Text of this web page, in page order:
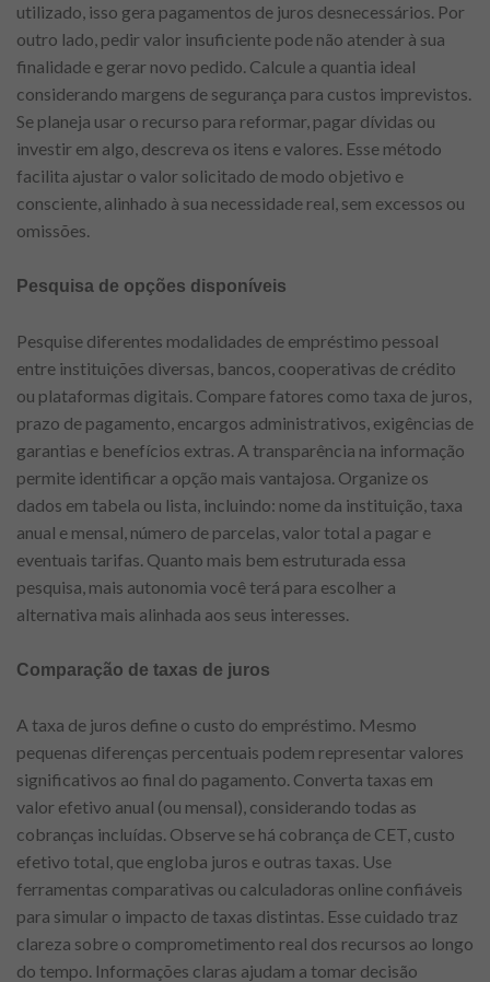
utilizado, isso gera pagamentos de juros desnecessários. Por
outro lado, pedir valor insuficiente pode não atender à sua
finalidade e gerar novo pedido. Calcule a quantia ideal
considerando margens de segurança para custos imprevistos.
Se planeja usar o recurso para reformar, pagar dívidas ou
investir em algo, descreva os itens e valores. Esse método
facilita ajustar o valor solicitado de modo objetivo e
consciente, alinhado à sua necessidade real, sem excessos ou
omissões.
Pesquisa de opções disponíveis
Pesquise diferentes modalidades de empréstimo pessoal
entre instituições diversas, bancos, cooperativas de crédito
ou plataformas digitais. Compare fatores como taxa de juros,
prazo de pagamento, encargos administrativos, exigências de
garantias e benefícios extras. A transparência na informação
permite identificar a opção mais vantajosa. Organize os
dados em tabela ou lista, incluindo: nome da instituição, taxa
anual e mensal, número de parcelas, valor total a pagar e
eventuais tarifas. Quanto mais bem estruturada essa
pesquisa, mais autonomia você terá para escolher a
alternativa mais alinhada aos seus interesses.
Comparação de taxas de juros
A taxa de juros define o custo do empréstimo. Mesmo
pequenas diferenças percentuais podem representar valores
significativos ao final do pagamento. Converta taxas em
valor efetivo anual (ou mensal), considerando todas as
cobranças incluídas. Observe se há cobrança de CET, custo
efetivo total, que engloba juros e outras taxas. Use
ferramentas comparativas ou calculadoras online confiáveis
para simular o impacto de taxas distintas. Esse cuidado traz
clareza sobre o comprometimento real dos recursos ao longo
do tempo. Informações claras ajudam a tomar decisão